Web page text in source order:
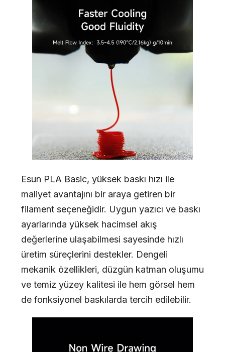
Esun PLA Basic, yüksek baskı hızı ile
maliyet avantajını bir araya getiren bir
filament seçeneğidir. Uygun yazıcı ve baskı
ayarlarında yüksek hacimsel akış
değerlerine ulaşabilmesi sayesinde hızlı
üretim süreçlerini destekler. Dengeli
mekanik özellikleri, düzgün katman oluşumu
ve temiz yüzey kalitesi ile hem görsel hem
de fonksiyonel baskılarda tercih edilebilir.